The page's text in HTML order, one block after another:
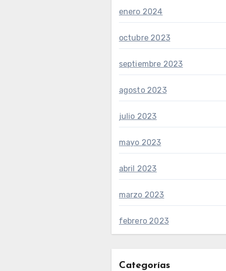
enero 2024
octubre 2023
septiembre 2023
agosto 2023
julio 2023
mayo 2023
abril 2023
marzo 2023
febrero 2023
Categorías